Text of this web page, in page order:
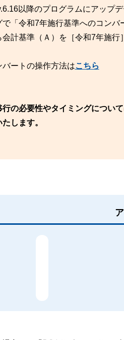
以降のプログラムにアップ
で「令和7年施行基準へのコンバ
会計基準（Ａ）を［令和7年施行
バートの操作方法はこちら
の必要性やタイミングについ
たします。